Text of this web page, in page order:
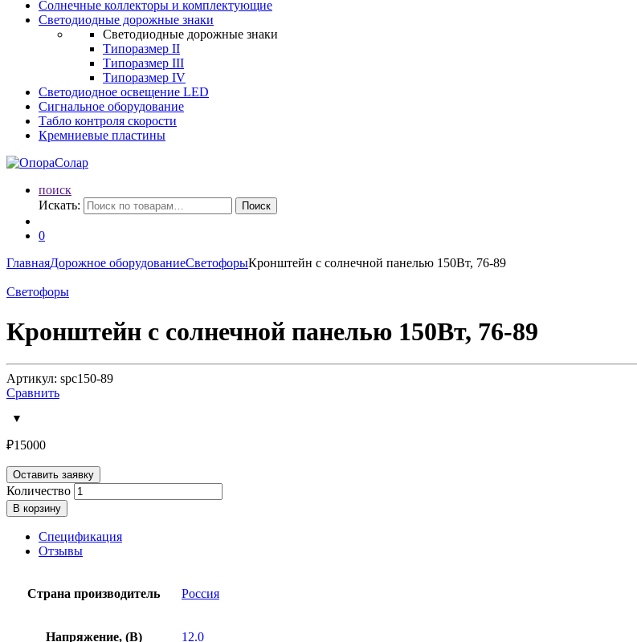
Солнечные коллекторы и комплектующие
Светодиодные дорожные знаки
Светодиодные дорожные знаки
Типоразмер II
Типоразмер III
Типоразмер IV
Светодиодное освещение LED
Сигнальное оборудование
Табло контроля скорости
Кремниевые пластины
поиск
Искать:
Поиск
0
ГлавнаяДорожное оборудованиеСветофорыКронштейн с солнечной панелью 150Вт, 76-89
Светофоры
Кронштейн с солнечной панелью 150Вт, 76-89
Артикул: spc150-89
Сравнить
₽15000
Оставить заявку
Количество
В корзину
Спецификация
Отзывы
Страна производитель Россия
Напряжение, (В) 12.0